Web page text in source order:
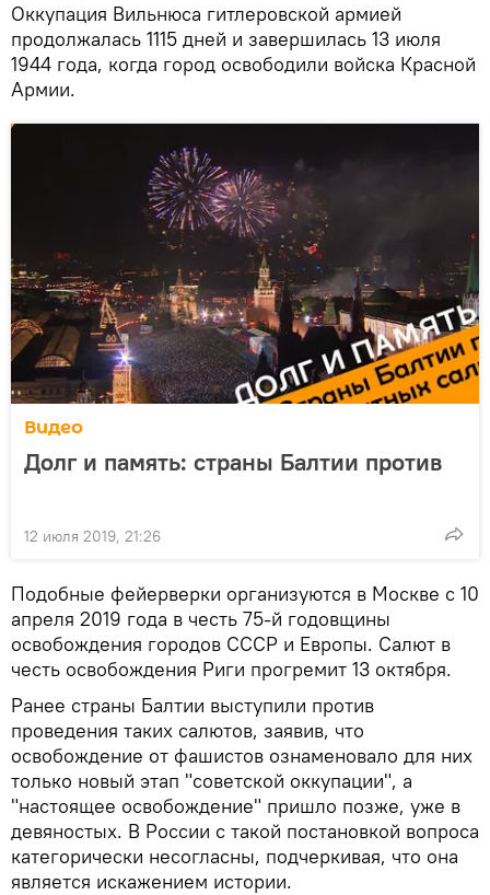
Оккупация Вильнюса гитлеровской армией
продолжалась 1115 дней и завершилась 13 июля
1944 года, когда город освободили войска Красной
Армии.
Видео
Долг и память: страны Балтии против
12 июля 2019, 21:26
Подобные фейерверки организуются в Москве с 10
апреля 2019 года в честь 75-й годовщины
освобождения городов СССР и Европы. Салют в
честь освобождения Риги прогремит 13 октября.
Ранее страны Балтии выступили против
проведения таких салютов, заявив, что
освобождение от фашистов ознаменовало для них
только новый этап "советской оккупации", а
"настоящее освобождение" пришло позже, уже в
девяностых. В России с такой постановкой вопроса
категорически несогласны, подчеркивая, что она
является искажением истории.